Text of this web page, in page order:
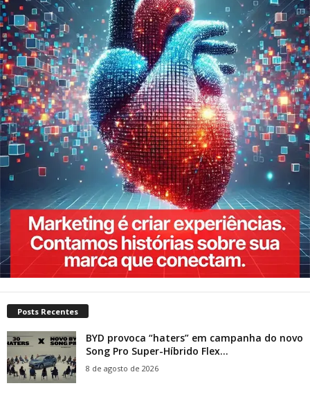
Posts Recentes
BYD provoca “haters” em campanha do novo
Song Pro Super-Híbrido Flex...
8 de agosto de 2026